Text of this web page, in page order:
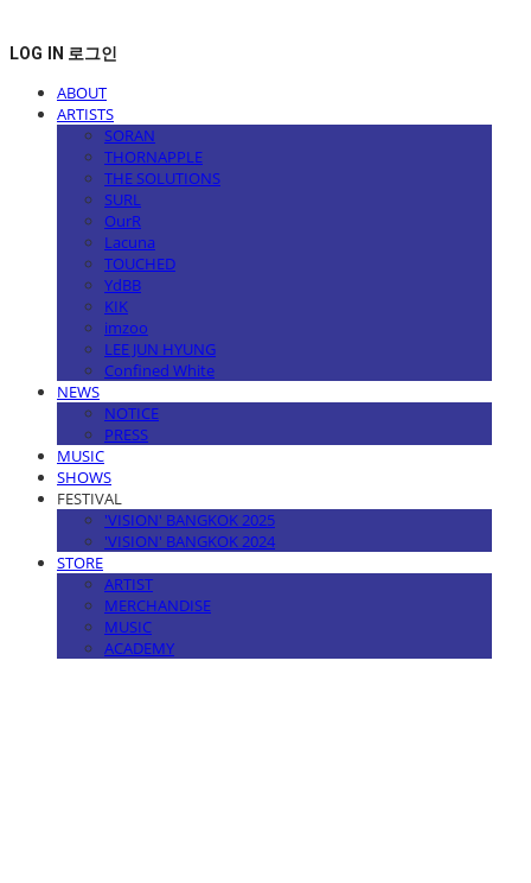
LOG IN 로그인
ABOUT
ARTISTS
SORAN
THORNAPPLE
THE SOLUTIONS
SURL
OurR
Lacuna
TOUCHED
YdBB
KIK
imzoo
LEE JUN HYUNG
Confined White
NEWS
NOTICE
PRESS
MUSIC
SHOWS
FESTIVAL
'VISION' BANGKOK 2025
'VISION' BANGKOK 2024
STORE
ARTIST
MERCHANDISE
MUSIC
ACADEMY